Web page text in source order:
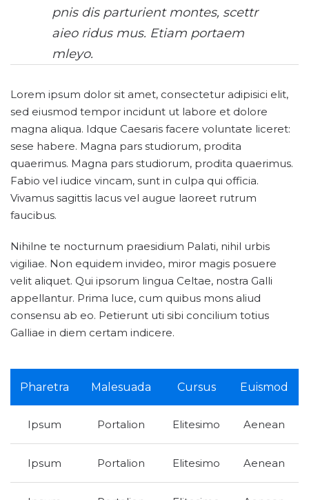
pnis dis parturient montes, scettr
aieo ridus mus. Etiam portaem
mleyo.
Lorem ipsum dolor sit amet, consectetur adipisici elit,
sed eiusmod tempor incidunt ut labore et dolore
magna aliqua. Idque Caesaris facere voluntate liceret:
sese habere. Magna pars studiorum, prodita
quaerimus. Magna pars studiorum, prodita quaerimus.
Fabio vel iudice vincam, sunt in culpa qui officia.
Vivamus sagittis lacus vel augue laoreet rutrum
faucibus.
Nihilne te nocturnum praesidium Palati, nihil urbis
vigiliae. Non equidem invideo, miror magis posuere
velit aliquet. Qui ipsorum lingua Celtae, nostra Galli
appellantur. Prima luce, cum quibus mons aliud
consensu ab eo. Petierunt uti sibi concilium totius
Galliae in diem certam indicere.
Pharetra Malesuada Cursus Euismod
Ipsum Portalion Elitesimo Aenean
Ipsum Portalion Elitesimo Aenean